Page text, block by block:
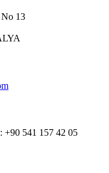
13
+90 541 157 42 05